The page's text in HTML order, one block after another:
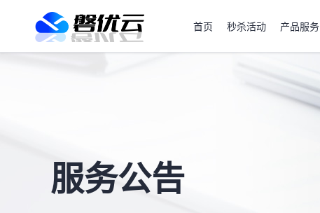
首页 秒杀活动 产品服务
服务公告